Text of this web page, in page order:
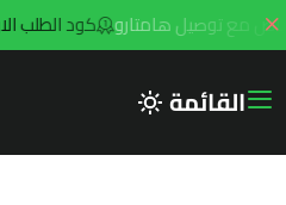
كود الطلب الاول hala1
القائمة